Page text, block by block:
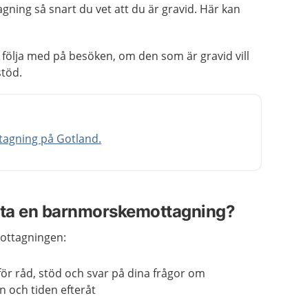
så snart du vet att du är gravid. Här kan
med på besöken, om den som är gravid vill
på Gotland.
region Gotland
en barnmorskemottagning?
råd, stöd och svar på dina frågor om
och tiden efteråt